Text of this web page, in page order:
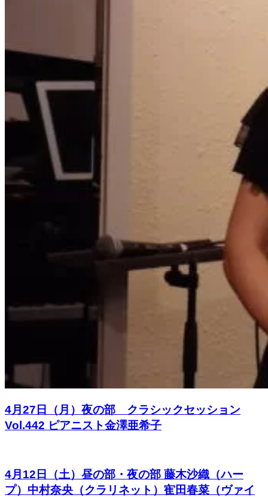
4月27日（月）夜の部 クラシックセッション
Vol.442 ピアニスト金澤亜希子
4月12日（土）昼の部・夜の部 藤木沙織（ハー
プ）中村奈央（クラリネット）寉田春菜（ヴァイ